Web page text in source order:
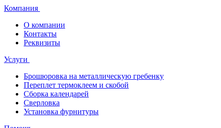
Компания
О компании
Контакты
Реквизиты
Услуги
Брошюровка на металлическую гребенку
Переплет термоклеем и скобой
Сборка календарей
Сверловка
Установка фурнитуры